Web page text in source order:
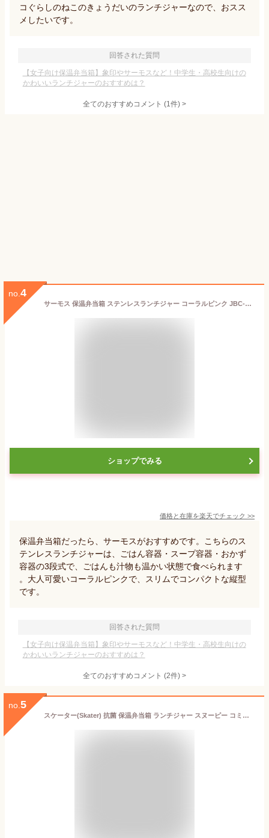
コぐらしのねこのきょうだいのランチジャーなので、おスス
メしたいです。
回答された質問
【女子向け保温弁当箱】象印やサーモスなど！中学生・高校生向けの
かわいいランチジャーのおすすめは？
全てのおすすめコメント (1件) >
no. 4
サーモス 保温弁当箱 ステンレスランチジャー コーラルピンク JBC-801 ｜ THERMOS 弁当箱 ランチボックス 女性 女子 少なめ ランチジャー 保温 バッグ付き 箸付き あたたかい スープ
ショップでみる
価格と在庫を楽天でチェック >>
保温弁当箱だったら、サーモスがおすすめです。こちらのス
テンレスランチジャーは、ごはん容器・スープ容器・おかず
容器の3段式で、ごはんも汁物も温かい状態で食べられます
。大人可愛いコーラルピンクで、スリムでコンパクトな縦型
です。
回答された質問
【女子向け保温弁当箱】象印やサーモスなど！中学生・高校生向けの
かわいいランチジャーのおすすめは？
全てのおすすめコメント (2件) >
no. 5
スケーター(Skater) 抗菌 保温弁当箱 ランチジャー スヌーピー コミック 560ml KCLJC6AG-A